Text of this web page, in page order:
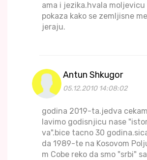
ama i jezika.hvala moljevicu
pokaza kako se zemljisne
jeraju.
Antun Shkugor
05.12.2010 14:08:02
godina 2019-ta.jedva
lavimo godisnjicu nase
va".bice tacno 30
da 1989-te na Kosovom
m Cobe reko da smo "srbi"